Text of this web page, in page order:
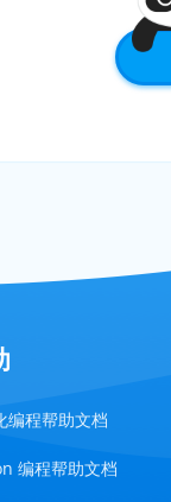
编程帮助文档
编程帮助文档